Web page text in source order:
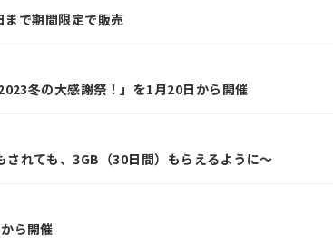
で期間限定で販売
冬の大感謝祭！」を1月20日から開催
れても、3GB（30日間）もらえるように～
ら開催